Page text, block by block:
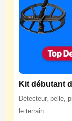
Kit débutant
Détecteur, pelle,
le terrain.